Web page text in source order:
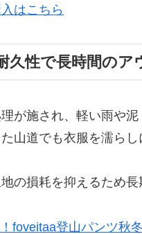
はこちら
久性で長時間のア
が施され、軽い雨や泥
山道でも衣服を濡ら
の損耗を抑えるため長
foveitaa登山パンツ秋